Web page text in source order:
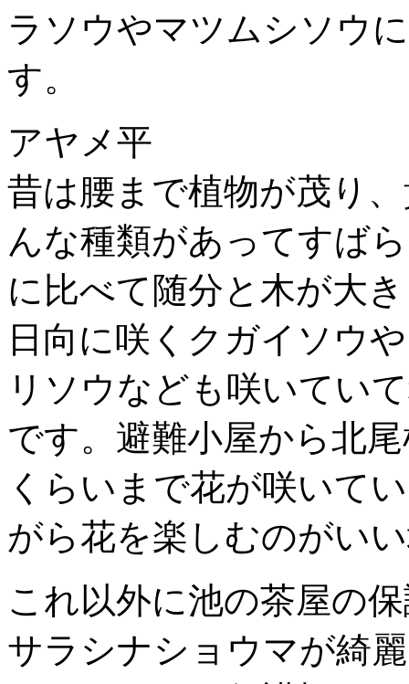
ラソウやマツムシソウ
す。
アヤメ平
昔は腰まで植物が茂り
んな種類があってすば
に比べて随分と木が大
日向に咲くクガイソウ
リソウなども咲いてい
です。避難小屋から北
くらいまで花が咲いて
がら花を楽しむのがい
これ以外に池の茶屋の
サラシナショウマが綺